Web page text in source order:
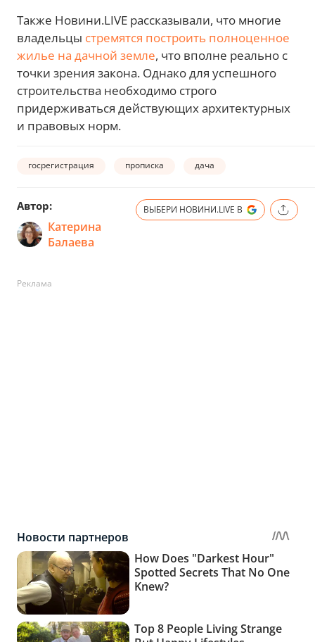
Также Новини.LIVE рассказывали, что многие
владельцы стремятся построить полноценное
жилье на дачной земле, что вполне реально с
точки зрения закона. Однако для успешного
строительства необходимо строго
придерживаться действующих архитектурных
и правовых норм.
госрегистрация прописка дача
Автор:
Катерина
Балаева
ВЫБЕРИ НОВИНИ.LIVE В
Реклама